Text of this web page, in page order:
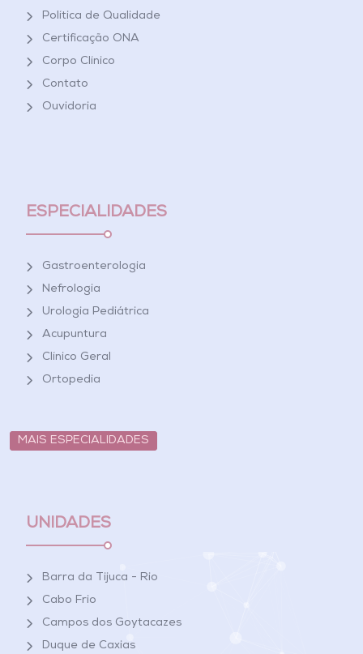
Política de Qualidade
Certificação ONA
Corpo Clínico
Contato
Ouvidoria
ESPECIALIDADES
Gastroenterologia
Nefrologia
Urologia Pediátrica
Acupuntura
Clínico Geral
Ortopedia
MAIS ESPECIALIDADES
UNIDADES
Barra da Tijuca - Rio
Cabo Frio
Campos dos Goytacazes
Duque de Caxias